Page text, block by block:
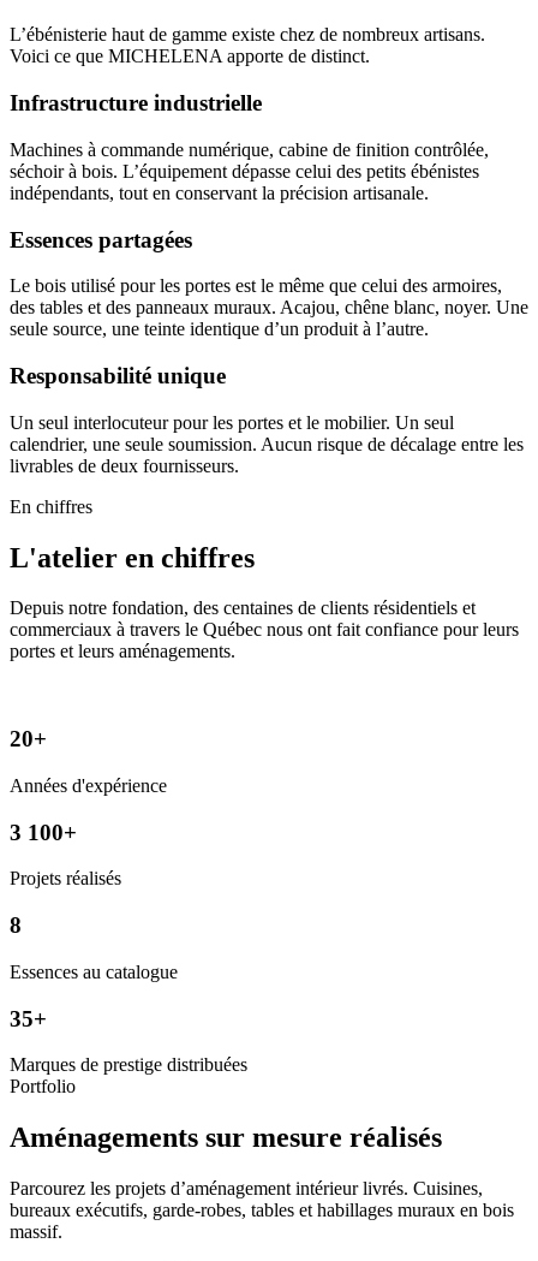
L’ébénisterie haut de gamme existe chez de nombreux artisans.
Voici ce que MICHELENA apporte de distinct.
Infrastructure industrielle
Machines à commande numérique, cabine de finition contrôlée,
séchoir à bois. L’équipement dépasse celui des petits ébénistes
indépendants, tout en conservant la précision artisanale.
Essences partagées
Le bois utilisé pour les portes est le même que celui des armoires,
des tables et des panneaux muraux. Acajou, chêne blanc, noyer. Une
seule source, une teinte identique d’un produit à l’autre.
Responsabilité unique
Un seul interlocuteur pour les portes et le mobilier. Un seul
calendrier, une seule soumission. Aucun risque de décalage entre les
livrables de deux fournisseurs.
En chiffres
L'atelier en chiffres
Depuis notre fondation, des centaines de clients résidentiels et
commerciaux à travers le Québec nous ont fait confiance pour leurs
portes et leurs aménagements.
20+
Années d'expérience
3 100+
Projets réalisés
8
Essences au catalogue
35+
Marques de prestige distribuées
Portfolio
Aménagements sur mesure réalisés
Parcourez les projets d’aménagement intérieur livrés. Cuisines,
bureaux exécutifs, garde-robes, tables et habillages muraux en bois
massif.